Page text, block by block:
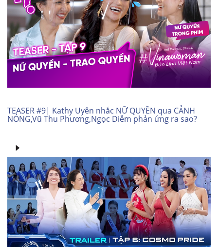
TEASER #9| Kathy Uyên nhắc NỮ QUYỀN qua CẢNH
NÓNG,Vũ Thu Phương,Ngọc Diễm phản ứng ra sao?